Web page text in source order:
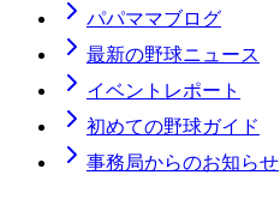
パパママブログ
最新の野球ニュース
イベントレポート
初めての野球ガイド
事務局からのお知らせ